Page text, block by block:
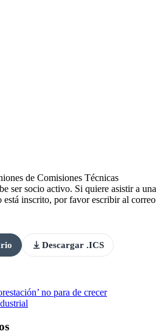
de Comisiones Técnicas
ser socio activo. Si quiere asistir a una
está inscrito, por favor escribir al correo
Descargar .ICS
no para de crecer